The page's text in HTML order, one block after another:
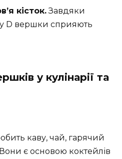
кісток.Завдяки
D вершки сприяють
у кулінарії та
каву, чай, гарячий
є основою коктейлів